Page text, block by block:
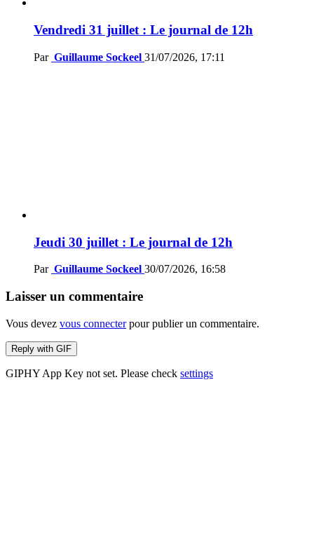
Vendredi 31 juillet : Le journal de 12h
Par Guillaume Sockeel 31/07/2026, 17:11
Jeudi 30 juillet : Le journal de 12h
Par Guillaume Sockeel 30/07/2026, 16:58
Laisser un commentaire
Vous devez vous connecterpour publier un commentaire.
Reply with GIF
GIPHY App Key not set. Please check settings